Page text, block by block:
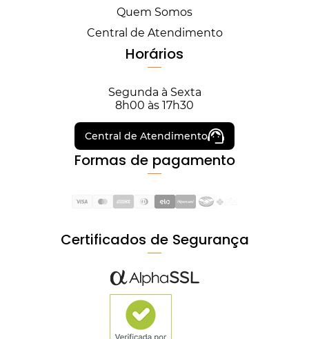
Quem Somos
Central de Atendimento
Horários
Segunda à Sexta
8h00 às 17h30
Central de Atendimento
Formas de pagamento
Certificados de Segurança